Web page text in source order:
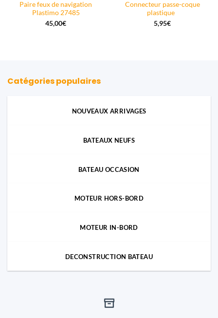
Paire feux de navigation
Plastimo 27485
45,00€
Connecteur passe-coque
plastique
5,95€
Catégories populaires
NOUVEAUX ARRIVAGES
BATEAUX NEUFS
BATEAU OCCASION
MOTEUR HORS-BORD
MOTEUR IN-BORD
DECONSTRUCTION BATEAU